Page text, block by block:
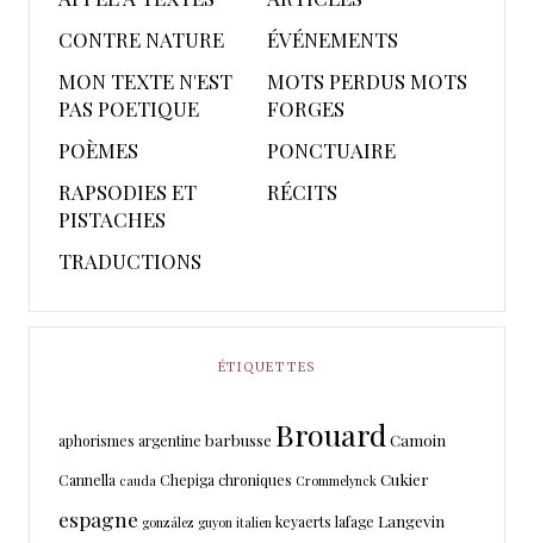
CONTRE NATURE
ÉVÉNEMENTS
MON TEXTE N'EST
PAS POETIQUE
MOTS PERDUS MOTS
FORGES
POÈMES
PONCTUAIRE
RAPSODIES ET
PISTACHES
RÉCITS
TRADUCTIONS
ÉTIQUETTES
aphorismes argentine barbusse Brouard Camoin
Cannella cauda Chepiga chroniques Crommelynck Cukier
espagne gonzález guyon italien keyaerts lafage Langevin